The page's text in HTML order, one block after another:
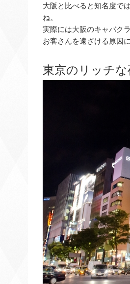
大阪と比べると知名度で
ね。
実際には大阪のキャバク
お客さんを遠ざける原因
東京のリッチな